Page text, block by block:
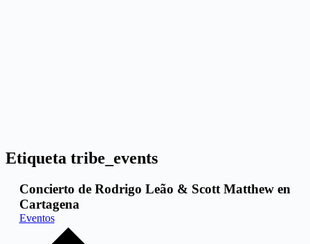
Etiqueta tribe_events
Concierto de Rodrigo Leão & Scott Matthew en
Cartagena
Eventos